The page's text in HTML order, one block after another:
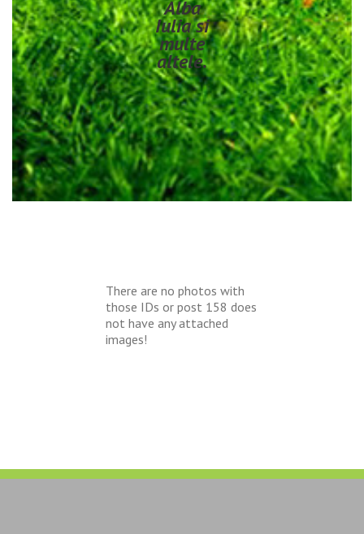
Alba
Iulia si
multe
altele.
There are no photos with
those IDs or post 158 does
not have any attached
images!